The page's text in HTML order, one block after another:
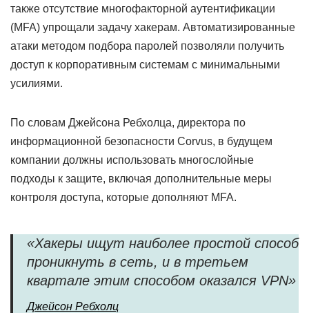
также отсутствие многофакторной аутентификации
(MFA) упрощали задачу хакерам. Автоматизированные
атаки методом подбора паролей позволяли получить
доступ к корпоративным системам с минимальными
усилиями.
По словам Джейсона Ребхолца, директора по
информационной безопасности Corvus, в будущем
компании должны использовать многослойные
подходы к защите, включая дополнительные меры
контроля доступа, которые дополняют MFA.
«Хакеры ищут наиболее простой способ
проникнуть в сеть, и в третьем
квартале этим способом оказался VPN»
Джейсон Ребхолц